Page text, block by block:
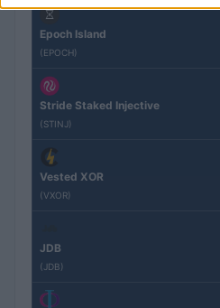
Epoch Island
(EPOCH)
Stride Staked Injective
(STINJ)
Vested XOR
(VXOR)
JDB
(JDB)